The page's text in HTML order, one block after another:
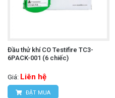
Đầu thử khí CO Testifire TC3-
6PACK-001 (6 chiếc)
Giá: Liên hệ
ĐẶT MUA